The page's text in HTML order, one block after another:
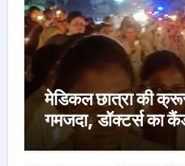
मेडिकल छात्रा की
गमजदा, डॉक्टर्स का